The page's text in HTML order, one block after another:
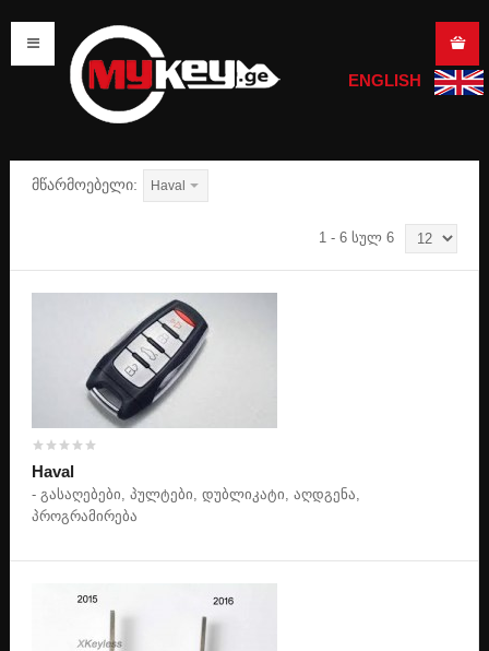
მთავარი search
გასაღების დამზადება
ავტომობილის გასაღები
სახლის გასაღები
საკეტის / ბოქლომის გასაღები
მოტოციკლის / მოპედის გასაღები
ჩიპი, პულტი,პროგრამირება, აღდგენა
ENGLISH
მწარმოებელი: Haval
1 - 6 სულ 6
Haval
- გასაღებები, პულტები, დუბლიკატი, აღდგენა,
პროგრამირება